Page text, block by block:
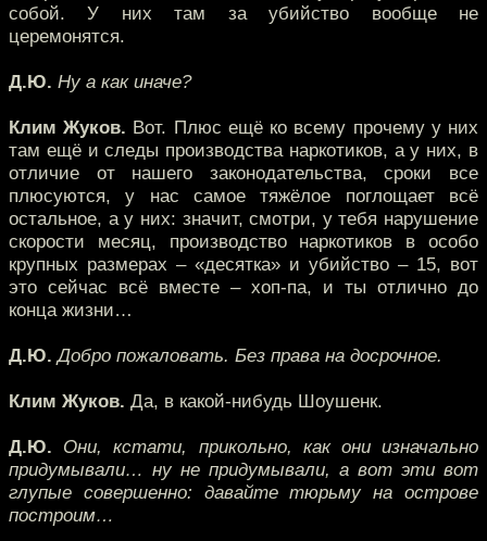
собой. У них там за убийство вообще не
церемонятся.
Д.Ю. Ну а как иначе?
Клим Жуков. Вот. Плюс ещё ко всему прочему у них
там ещё и следы производства наркотиков, а у них, в
отличие от нашего законодательства, сроки все
плюсуются, у нас самое тяжёлое поглощает всё
остальное, а у них: значит, смотри, у тебя нарушение
скорости месяц, производство наркотиков в особо
крупных размерах – «десятка» и убийство – 15, вот
это сейчас всё вместе – хоп-па, и ты отлично до
конца жизни…
Д.Ю. Добро пожаловать. Без права на досрочное.
Клим Жуков. Да, в какой-нибудь Шоушенк.
Д.Ю. Они, кстати, прикольно, как они изначально
придумывали… ну не придумывали, а вот эти вот
глупые совершенно: давайте тюрьму на острове
построим…